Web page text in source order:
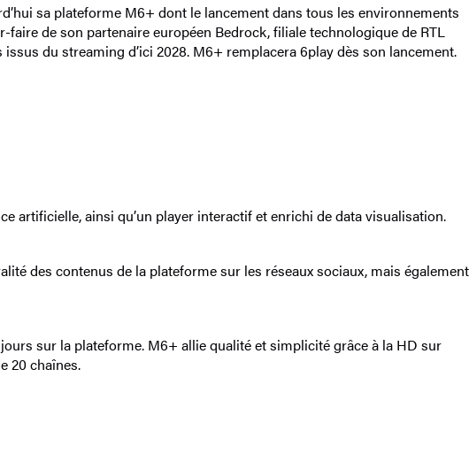
sa plateforme M6+ dont le lancement dans tous les environnements
de son partenaire européen Bedrock, filiale technologique de RTL
du streaming d’ici 2028. M6+ remplacera 6play dès son lancement.
artificielle, ainsi qu’un player interactif et enrichi de data visualisation.
des contenus de la plateforme sur les réseaux sociaux, mais également
sur la plateforme. M6+ allie qualité et simplicité grâce à la HD sur
20 chaînes.